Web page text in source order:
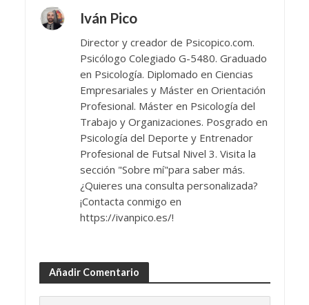
Iván Pico
Director y creador de Psicopico.com.
Psicólogo Colegiado G-5480. Graduado
en Psicología. Diplomado en Ciencias
Empresariales y Máster en Orientación
Profesional. Máster en Psicología del
Trabajo y Organizaciones. Posgrado en
Psicología del Deporte y Entrenador
Profesional de Futsal Nivel 3. Visita la
sección "Sobre mí"para saber más.
¿Quieres una consulta personalizada?
¡Contacta conmigo en
https://ivanpico.es/!
Añadir Comentario